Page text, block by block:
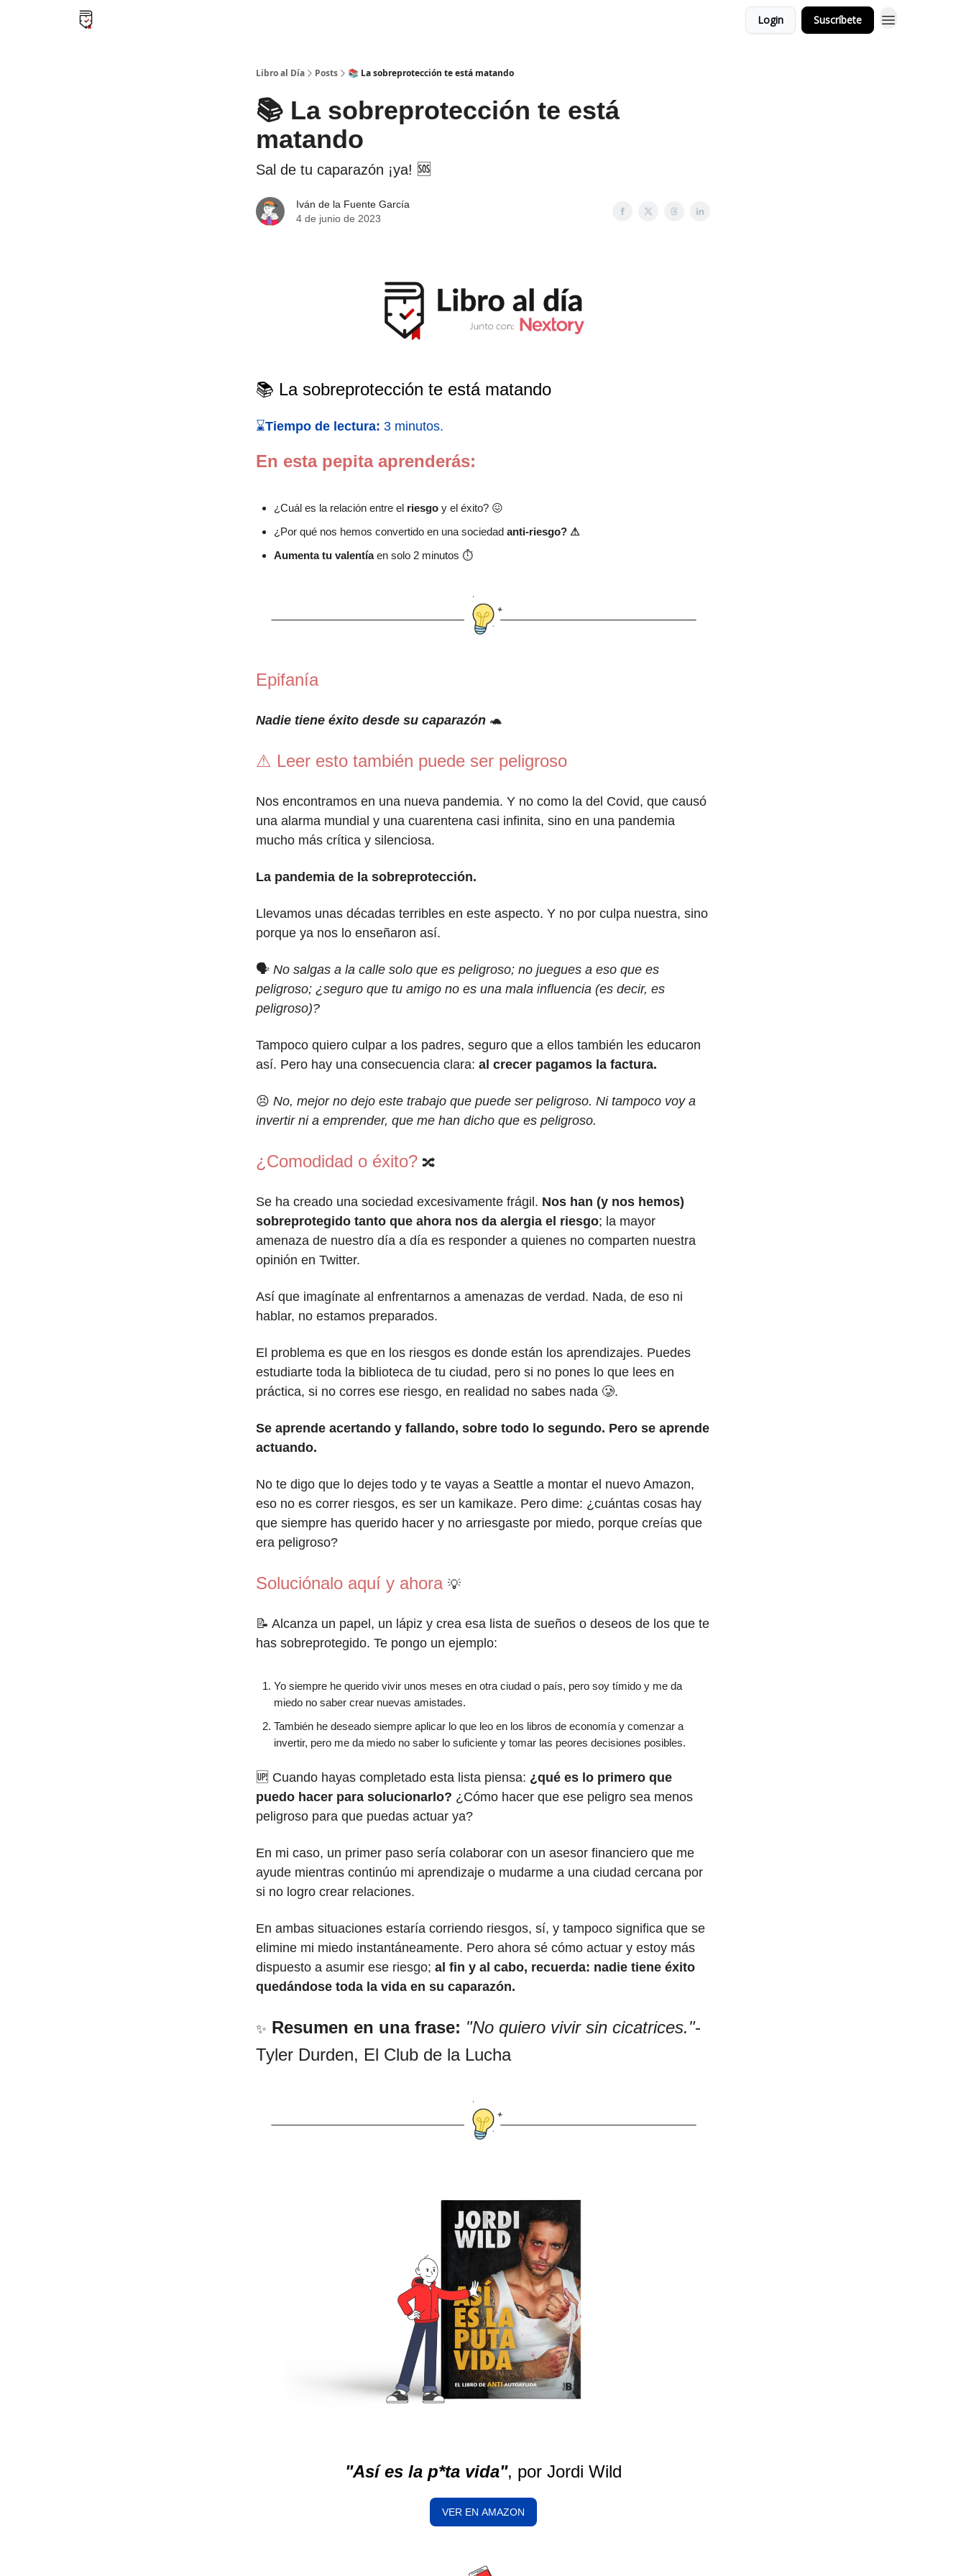
Login Suscríbete
Libro al Día Posts 📚 La sobreprotección te está matando
📚 La sobreprotección te está
matando
Sal de tu caparazón ¡ya! 🆘
Iván de la Fuente García
4 de junio de 2023
📚 La sobreprotección te está matando
⌛Tiempo de lectura: 3 minutos.
En esta pepita aprenderás:
¿Cuál es la relación entre el riesgo y el éxito? 😖
¿Por qué nos hemos convertido en una sociedad anti-riesgo? ⚠
Aumenta tu valentíaen solo 2 minutos ⏱
Epifanía
Nadie tiene éxito desde su caparazón 🐢
⚠ Leer esto también puede ser peligroso
Nos encontramos en una nueva pandemia. Y no como la del Covid, que causó
una alarma mundial y una cuarentena casi infinita, sino en una pandemia
mucho más crítica y silenciosa.
La pandemia de la sobreprotección.
Llevamos unas décadas terribles en este aspecto. Y no por culpa nuestra, sino
porque ya nos lo enseñaron así.
🗣 No salgas a la calle solo que es peligroso; no juegues a eso que es
peligroso; ¿seguro que tu amigo no es una mala influencia (es decir, es
peligroso)?
Tampoco quiero culpar a los padres, seguro que a ellos también les educaron
así. Pero hay una consecuencia clara: al crecer pagamos la factura.
😣 No, mejor no dejo este trabajo que puede ser peligroso. Ni tampoco voy a
invertir ni a emprender, que me han dicho que es peligroso.
¿Comodidad o éxito? 🔀
Se ha creado una sociedad excesivamente frágil. Nos han (y nos hemos)
sobreprotegido tanto que ahora nos da alergia el riesgo; la mayor
amenaza de nuestro día a día es responder a quienes no comparten nuestra
opinión en Twitter.
Así que imagínate al enfrentarnos a amenazas de verdad. Nada, de eso ni
hablar, no estamos preparados.
El problema es que en los riesgos es donde están los aprendizajes. Puedes
estudiarte toda la biblioteca de tu ciudad, pero si no pones lo que lees en
práctica, si no corres ese riesgo, en realidad no sabes nada 🥲.
Se aprende acertando y fallando, sobre todo lo segundo. Pero se aprende
actuando.
No te digo que lo dejes todo y te vayas a Seattle a montar el nuevo Amazon,
eso no es correr riesgos, es ser un kamikaze. Pero dime: ¿cuántas cosas hay
que siempre has querido hacer y no arriesgaste por miedo, porque creías que
era peligroso?
Soluciónalo aquí y ahora 💡
📝 Alcanza un papel, un lápiz y crea esa lista de sueños o deseos de los que te
has sobreprotegido. Te pongo un ejemplo:
Yo siempre he querido vivir unos meses en otra ciudad o país, pero soy tímido y me da
miedo no saber crear nuevas amistades.
También he deseado siempre aplicar lo que leo en los libros de economía y comenzar a
invertir, pero me da miedo no saber lo suficiente y tomar las peores decisiones posibles.
🆙 Cuando hayas completado esta lista piensa: ¿qué es lo primero que
puedo hacer para solucionarlo? ¿Cómo hacer que ese peligro sea menos
peligroso para que puedas actuar ya?
En mi caso, un primer paso sería colaborar con un asesor financiero que me
ayude mientras continúo mi aprendizaje o mudarme a una ciudad cercana por
si no logro crear relaciones.
En ambas situaciones estaría corriendo riesgos, sí, y tampoco significa que se
elimine mi miedo instantáneamente. Pero ahora sé cómo actuar y estoy más
dispuesto a asumir ese riesgo; al fin y al cabo, recuerda: nadie tiene éxito
quedándose toda la vida en su caparazón.
✨ Resumen en una frase: "No quiero vivir sin cicatrices."-
Tyler Durden, El Club de la Lucha
"Así es la p*ta vida", por Jordi Wild
VER EN AMAZON